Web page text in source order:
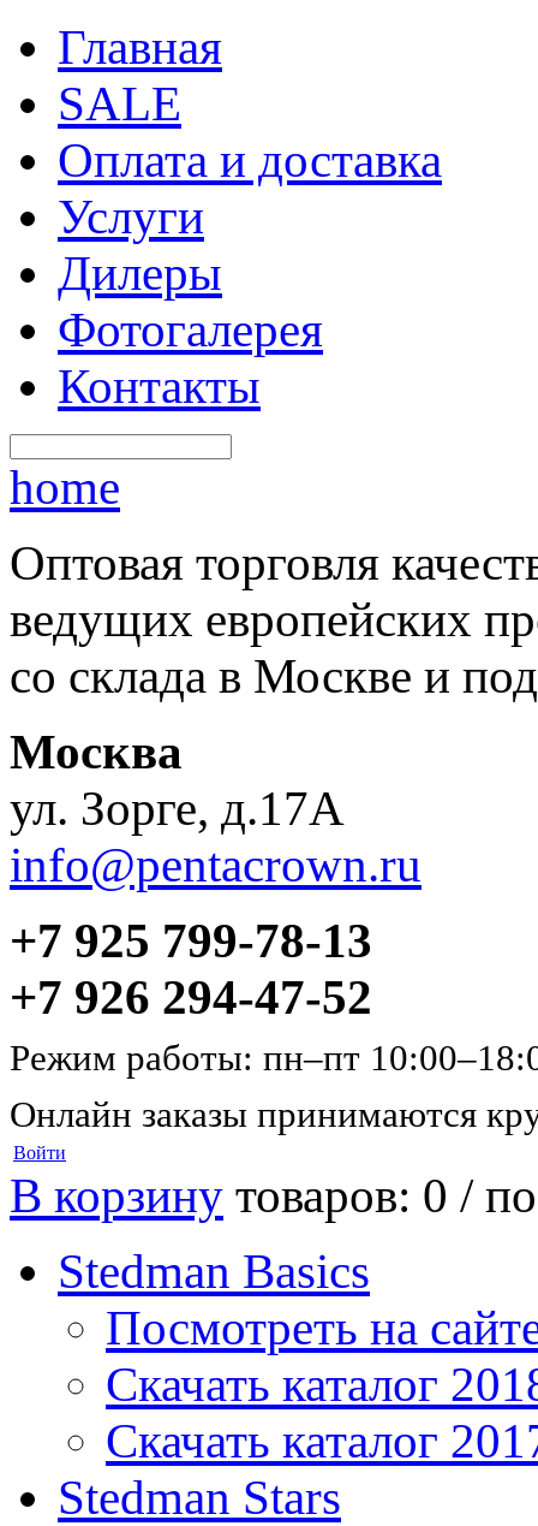
Главная
SALE
Оплата и доставка
Услуги
Дилеры
Фотогалерея
Контакты
home
Оптовая торговля
ведущих европейских
со склада в Москве и под
Москва
ул. Зорге, д.17А
info@pentacrown.ru
+7 925 799-78-13
+7 926 294-47-52
Режим работы: пн–пт
Онлайн заказы принимаются
Войти
В корзину товаров: 0 /
Stedman Basics
Посмотреть на
Скачать каталог
Скачать каталог
Stedman Stars